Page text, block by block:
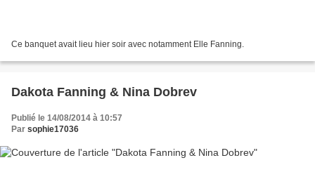
Ce banquet avait lieu hier soir avec notamment Elle Fanning.
Dakota Fanning & Nina Dobrev
Publié le 14/08/2014 à 10:57
Par sophie17036